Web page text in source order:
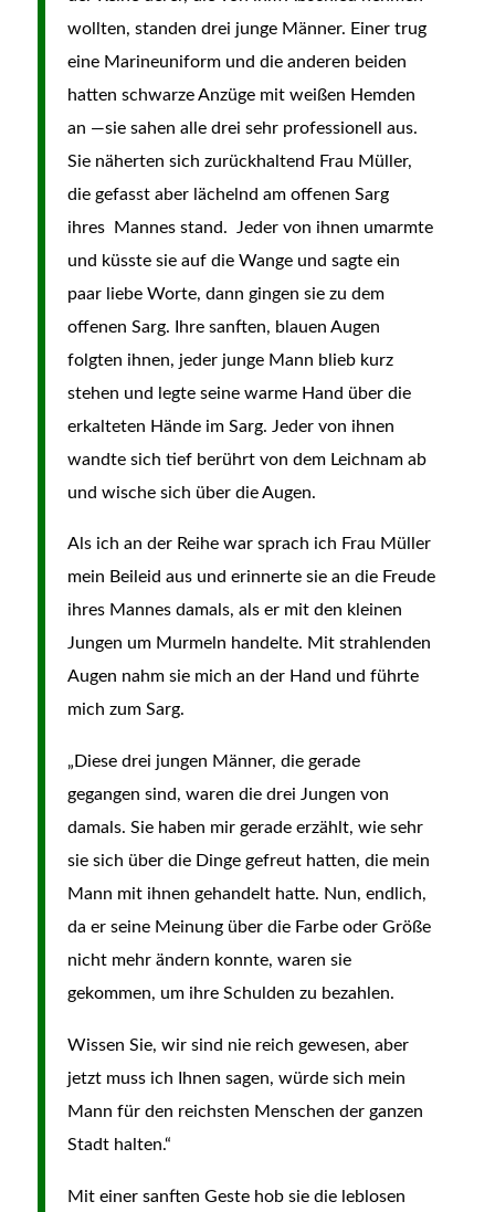
wollten, standen drei junge Männer. Einer trug
eine Marineuniform und die anderen beiden
hatten schwarze Anzüge mit weißen Hemden
an —sie sahen alle drei sehr professionell aus.
Sie näherten sich zurückhaltend Frau Müller,
die gefasst aber lächelnd am offenen Sarg
ihres Mannes stand. Jeder von ihnen umarmte
und küsste sie auf die Wange und sagte ein
paar liebe Worte, dann gingen sie zu dem
offenen Sarg. Ihre sanften, blauen Augen
folgten ihnen, jeder junge Mann blieb kurz
stehen und legte seine warme Hand über die
erkalteten Hände im Sarg. Jeder von ihnen
wandte sich tief berührt von dem Leichnam ab
und wische sich über die Augen.
Als ich an der Reihe war sprach ich Frau Müller
mein Beileid aus und erinnerte sie an die Freude
ihres Mannes damals, als er mit den kleinen
Jungen um Murmeln handelte. Mit strahlenden
Augen nahm sie mich an der Hand und führte
mich zum Sarg.
„Diese drei jungen Männer, die gerade
gegangen sind, waren die drei Jungen von
damals. Sie haben mir gerade erzählt, wie sehr
sie sich über die Dinge gefreut hatten, die mein
Mann mit ihnen gehandelt hatte. Nun, endlich,
da er seine Meinung über die Farbe oder Größe
nicht mehr ändern konnte, waren sie
gekommen, um ihre Schulden zu bezahlen.
Wissen Sie, wir sind nie reich gewesen, aber
jetzt muss ich Ihnen sagen, würde sich mein
Mann für den reichsten Menschen der ganzen
Stadt halten.“
Mit einer sanften Geste hob sie die leblosen